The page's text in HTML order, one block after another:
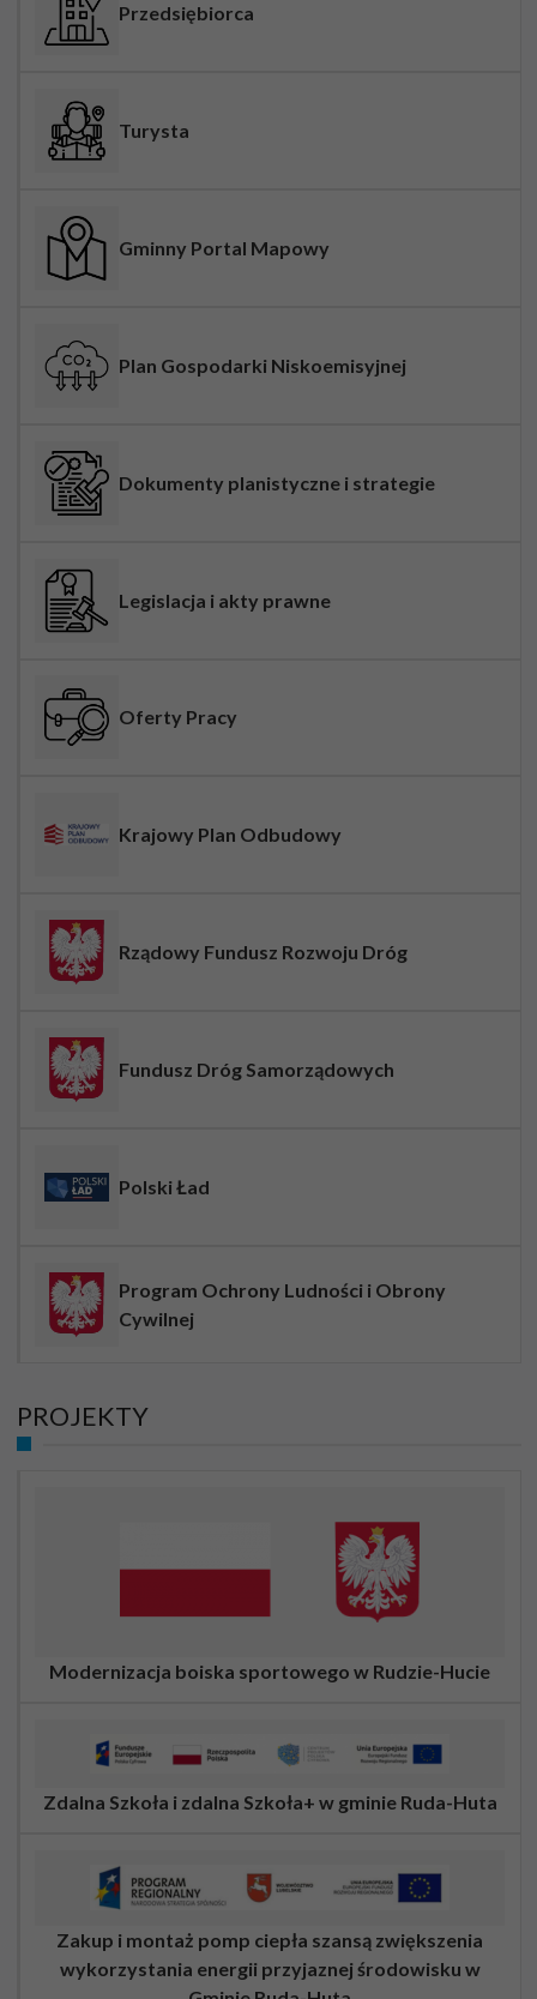
Przedsiębiorca
Turysta
Gminny Portal Mapowy
Plan Gospodarki Niskoemisyjnej
Dokumenty planistyczne i strategie
Legislacja i akty prawne
Oferty Pracy
Krajowy Plan Odbudowy
Rządowy Fundusz Rozwoju Dróg
Fundusz Dróg Samorządowych
Polski Ład
Program Ochrony Ludności i Obrony
Cywilnej
PROJEKTY
Modernizacja boiska sportowego w Rudzie-Hucie
Zdalna Szkoła i zdalna Szkoła+ w gminie Ruda-Huta
Zakup i montaż pomp ciepła szansą zwiększenia
wykorzystania energii przyjaznej środowisku w